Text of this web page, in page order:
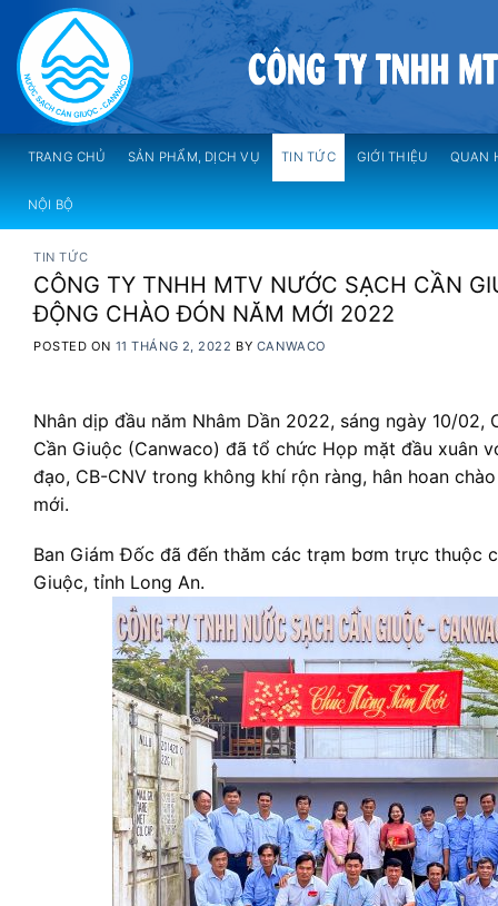
content
TRANG CHỦ SẢN PHẨM, DỊCH VỤ TIN TỨC GIỚI THIỆU QUAN
NỘI BỘ
TIN TỨC
CÔNG TY TNHH MTV NƯỚC SẠCH CẦN
ĐỘNG CHÀO ĐÓN NĂM MỚI 2022
POSTED ON 11 THÁNG 2, 2022 BY CANWACO
Nhân dịp đầu năm Nhâm Dần 2022, sáng ngày 10/02,
Cần Giuộc (Canwaco) đã tổ chức Họp mặt đầu xuân
đạo, CB-CNV trong không khí rộn ràng, hân hoan
mới.
Ban Giám Đốc đã đến thăm các trạm bơm trực thuộc
Giuộc, tỉnh Long An.